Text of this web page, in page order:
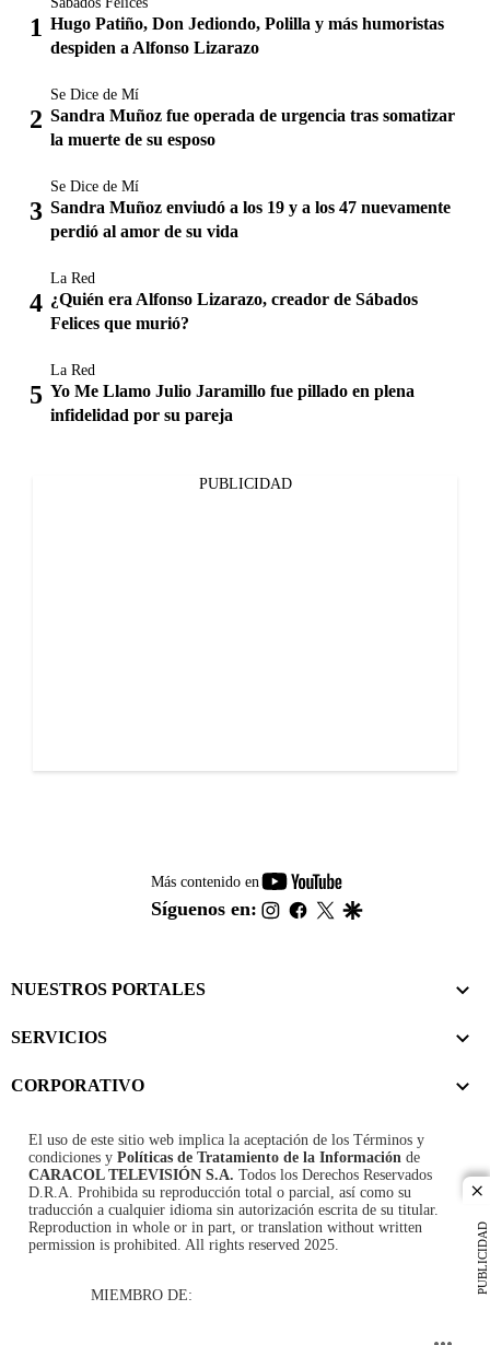
PUBLICIDAD
Hugo Patiño, Don Jediondo, Polilla y más humoristas
despiden a Alfonso Lizarazo
Se Dice de Mí
Sandra Muñoz fue operada de urgencia tras somatizar
la muerte de su esposo
Se Dice de Mí
Sandra Muñoz enviudó a los 19 y a los 47 nuevamente
perdió al amor de su vida
La Red
¿Quién era Alfonso Lizarazo, creador de Sábados
Felices que murió?
La Red
Yo Me Llamo Julio Jaramillo fue pillado en plena
infidelidad por su pareja
PUBLICIDAD
Más contenido en
youtube-
footer
Síguenos en: instagram
facebook
twitter
NUESTROS PORTALES
SERVICIOS
CORPORATIVO
El uso de este sitio web implica la aceptación de los Términos y
condiciones y Políticas de Tratamiento de la Información de
CARACOL TELEVISIÓN S.A. Todos los Derechos Reservados
D.R.A. Prohibida su reproducción total o parcial, así como su
traducción a cualquier idioma sin autorización escrita de su titular.
Reproduction in whole or in part, or translation without written
permission is prohibited. All rights reserved 2025.
MIEMBRO DE: